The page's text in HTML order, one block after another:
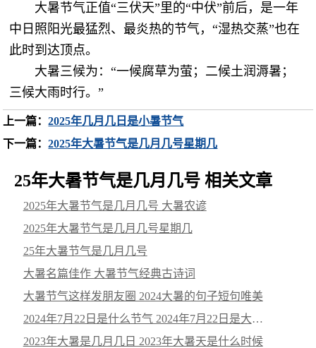
大暑节气正值“三伏天”里的“中伏”前后，是一年
中日照阳光最猛烈、最炎热的节气，“湿热交蒸”也在
此时到达顶点。
大暑三候为：“一候腐草为萤；二候土润溽暑；
三候大雨时行。”
上一篇：2025年几月几日是小暑节气
下一篇：2025年大暑节气是几月几号星期几
25年大暑节气是几月几号 相关文章
2025年大暑节气是几月几号 大暑农谚
2025年大暑节气是几月几号星期几
25年大暑节气是几月几号
大暑名篇佳作 大暑节气经典古诗词
大暑节气这样发朋友圈 2024大暑的句子短句唯美
2024年7月22日是什么节气 2024年7月22日是大暑节气
2023年大暑是几月几日 2023年大暑天是什么时候